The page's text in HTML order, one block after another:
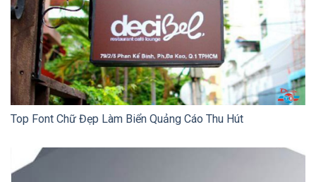
Top Font Chữ Đẹp Làm Biển Quảng Cáo Thu Hút